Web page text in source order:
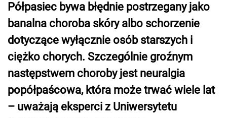
Półpasiec bywa błędnie postrzegany jako
banalna choroba skóry albo schorzenie
dotyczące wyłącznie osób starszych i
ciężko chorych. Szczególnie groźnym
następstwem choroby jest neuralgia
popółpaścowa, która może trwać wiele lat
– uważają eksperci z Uniwersytetu